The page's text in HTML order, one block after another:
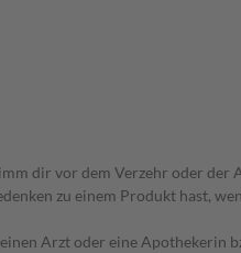
dir vor dem Verzehr oder
zu einem Produkt hast,
Arzt oder eine Apothekerin